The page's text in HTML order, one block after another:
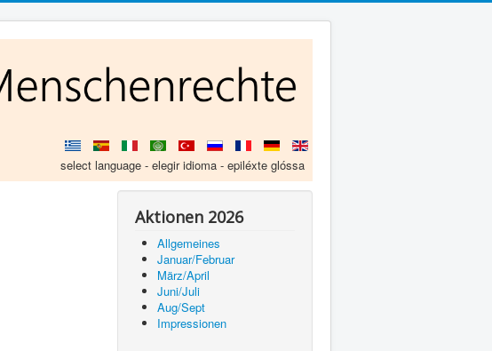
select language - elegir idioma - epiléxte glóssa
Aktionen 2026
Allgemeines
Januar/Februar
März/April
Juni/Juli
Aug/Sept
Impressionen